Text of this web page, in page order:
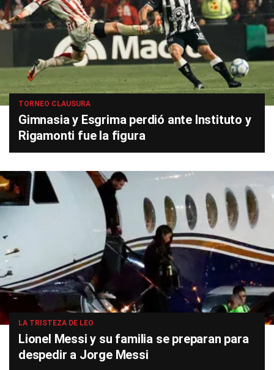
TORNEO CLAUSURA
Gimnasia y Esgrima perdió ante Instituto y
Rigamonti fue la figura
LA TRISTEZA DE LEO
Lionel Messi y su familia se preparan para
despedir a Jorge Messi